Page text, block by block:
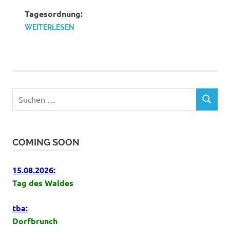
Tagesordnung:
WEITERLESEN
nach:
SUCHEN
COMING SOON
15.08.2026:
Tag des Waldes
tba:
Dorfbrunch